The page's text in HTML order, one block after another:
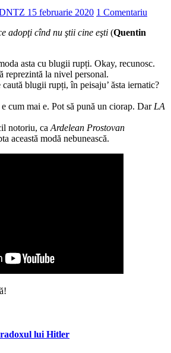
15 februarie 2020 1 Comentariu
adopţi cînd nu ştii cine eşti (Quentin
asta cu blugii rupți. Okay, recunosc.
reprezintă la nivel personal.
blugii rupți, în peisaju’ ăsta iernatic?
cum mai e. Pot să pună un ciorap. Dar LA
notoriu, ca Ardelean Prostovan
această modă nebunească.
lui Hitler